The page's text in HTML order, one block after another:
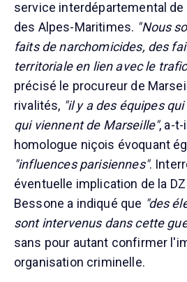
service interdépartemental
des Alpes-Maritimes. "Nous
faits de narchomicides, des
territoriale en lien avec le
précisé le procureur de
rivalités, "il y a des équipes
qui viennent de Marseille", a-
homologue niçois évoquant
"influences parisiennes".
éventuelle implication de la
Bessone a indiqué que "des
sont intervenus dans cette
sans pour autant confirmer
organisation criminelle.